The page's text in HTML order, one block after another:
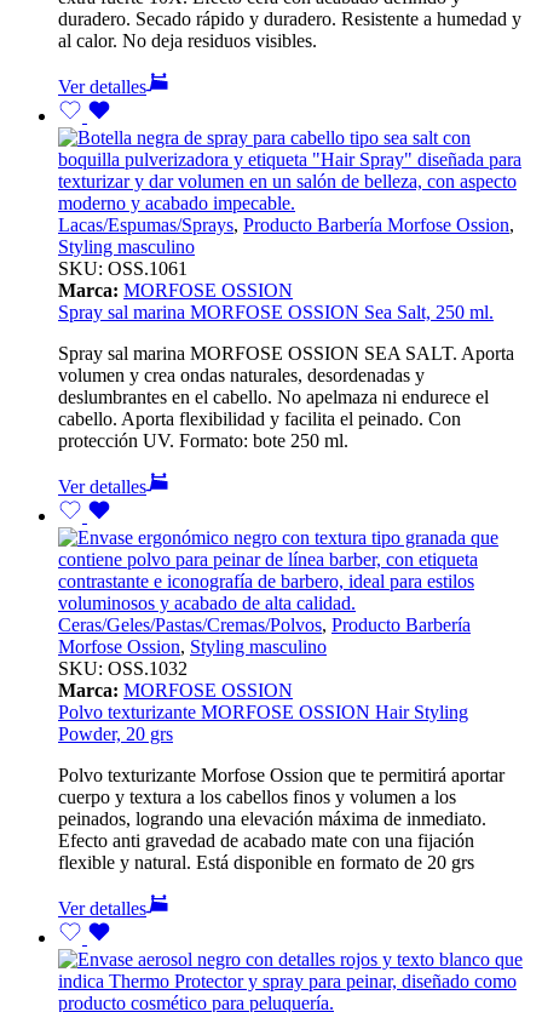
duradero. Secado rápido y duradero. Resistente a humedad y
al calor. No deja residuos visibles.
Ver detalles
Lacas/Espumas/Sprays, Producto Barbería Morfose Ossion,
Styling masculino
SKU: OSS.1061
Marca: MORFOSE OSSION
Spray sal marina MORFOSE OSSION Sea Salt, 250 ml.
Spray sal marina MORFOSE OSSION SEA SALT. Aporta
volumen y crea ondas naturales, desordenadas y
deslumbrantes en el cabello. No apelmaza ni endurece el
cabello. Aporta flexibilidad y facilita el peinado. Con
protección UV. Formato: bote 250 ml.
Ver detalles
Ceras/Geles/Pastas/Cremas/Polvos, Producto Barbería
Morfose Ossion, Styling masculino
SKU: OSS.1032
Marca: MORFOSE OSSION
Polvo texturizante MORFOSE OSSION Hair Styling
Powder, 20 grs
Polvo texturizante Morfose Ossion que te permitirá aportar
cuerpo y textura a los cabellos finos y volumen a los
peinados, logrando una elevación máxima de inmediato.
Efecto anti gravedad de acabado mate con una fijación
flexible y natural. Está disponible en formato de 20 grs
Ver detalles